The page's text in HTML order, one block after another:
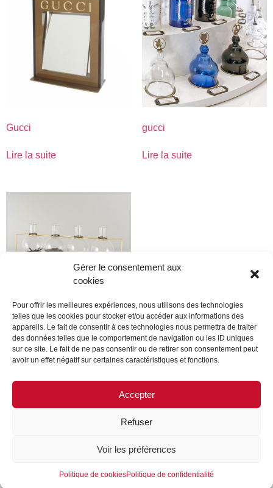
Gérer le consentement aux
cookies
Pour offrir les meilleures expériences, nous utilisons des technologies
telles que les cookies pour stocker et/ou accéder aux informations des
appareils. Le fait de consentir à ces technologies nous permettra de traiter
des données telles que le comportement de navigation ou les ID uniques
sur ce site. Le fait de ne pas consentir ou de retirer son consentement peut
avoir un effet négatif sur certaines caractéristiques et fonctions.
Accepter
Refuser
Voir les préférences
Politique de cookiesPolitique de confidentialité
Gucci
Lire la suite
gucci
Lire la suite
guerlain
Lire la suite
©FORMES & SCULPTURES. 2023